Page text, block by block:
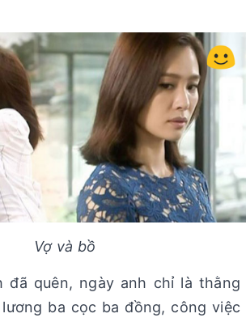
Vợ và bồ
đã quên, ngày anh chỉ là thằng
ba cọc ba đồng, công việc